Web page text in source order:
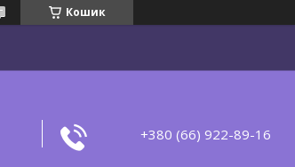
Кошик
+380 (66) 922-89-16